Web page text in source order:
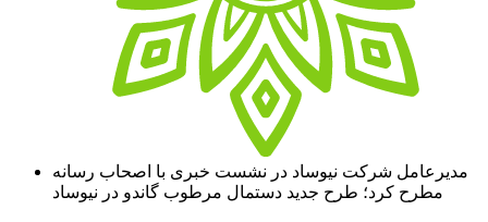
مدیرعامل شرکت نیوساد در نشست خبری با اصحاب رسانه
مطرح کرد؛ طرح جدید دستمال مرطوب گاندو در نیوساد